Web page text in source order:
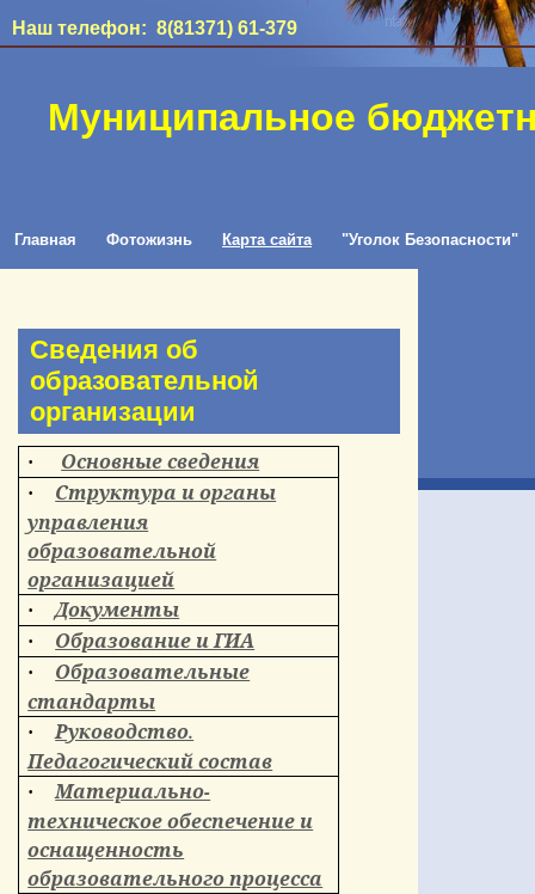
Наш телефон: 8(81371) 61-379
Муниципальное
Главная Фотожизнь Карта сайта "Уголок Безопасности"
Сведения об
образовательной
организации
· Основные сведения
·
Структура и органы
управления
образовательной
организацией
· Документы
· Образование и ГИА
·
Образовательные
стандарты
·
Руководство.
Педагогический состав
·
Материально-
техническое обеспечение и
оснащенность
образовательного процесса